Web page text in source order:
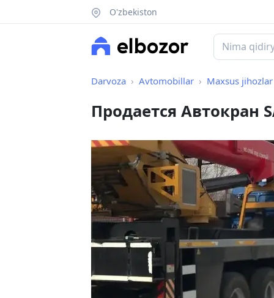
O'zbekiston
Darvoza Avtomobillar Maxsus jihozlar
Продается Автокран